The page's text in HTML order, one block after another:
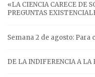
«LA CIENCIA CARECE DE
PREGUNTAS
Semana 2 de agosto: Para
DE LA INDIFERENCIA A LA